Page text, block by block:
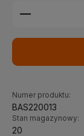
Ilość
Numer produktu:
BAS220013
Stan magazynowy:
20